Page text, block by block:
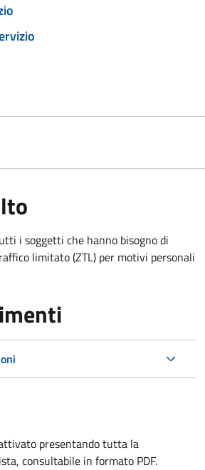
i soggetti che hanno bisogno di
limitato (ZTL) per motivi personali
presentando tutta la
consultabile in formato PDF.